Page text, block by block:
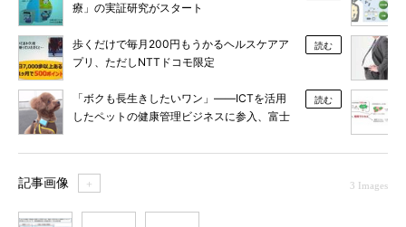
療」の実証研究がスタート
歩くだけで毎月200円もうかるヘルスケアア
プリ、ただしNTTドコモ限定
読む
「ボクも長生きしたいワン」――ICTを活用
したペットの健康管理ビジネスに参入、富士
読む
記事画像 ＋ 3 Images